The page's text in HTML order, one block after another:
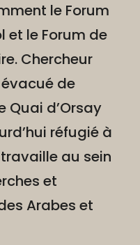
le Forum
le Forum de
Chercheur
de
Quai d’Orsay
réfugié à
au sein
et
Arabes et